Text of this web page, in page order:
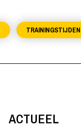
TRAININGSTIJDEN
ACTUEEL